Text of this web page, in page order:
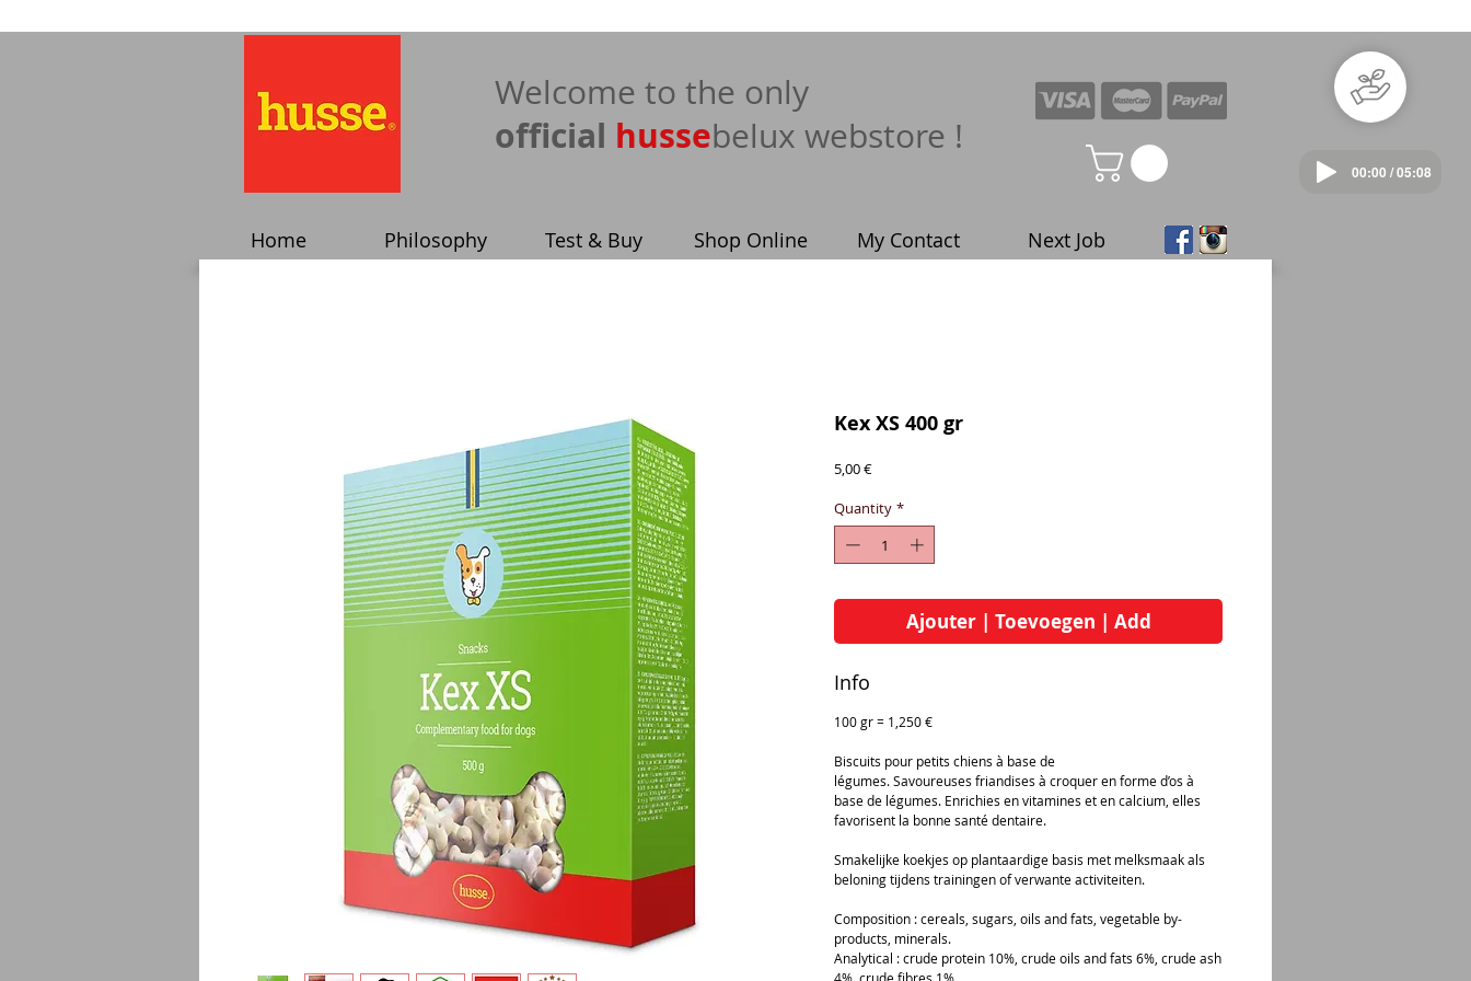
​Welcome to the only
official hussebelux webstore !
00:00 / 05:08
Home Philosophy Test & Buy Shop Online My Contact Next Job
Kex XS 400 gr
5,00 €Price
Quantity *
Ajouter | Toevoegen | Add
Info
100 gr = 1,250 €
Biscuits pour petits chiens à base de
légumes. Savoureuses friandises à croquer en forme d’os à
base de légumes. Enrichies en vitamines et en calcium, elles
favorisent la bonne santé dentaire.
Smakelijke koekjes op plantaardige basis met melksmaak als
beloning tijdens trainingen of verwante activiteiten.
Composition : cereals, sugars, oils and fats, vegetable by-
products, minerals.
Analytical : crude protein 10%, crude oils and fats 6%, crude ash